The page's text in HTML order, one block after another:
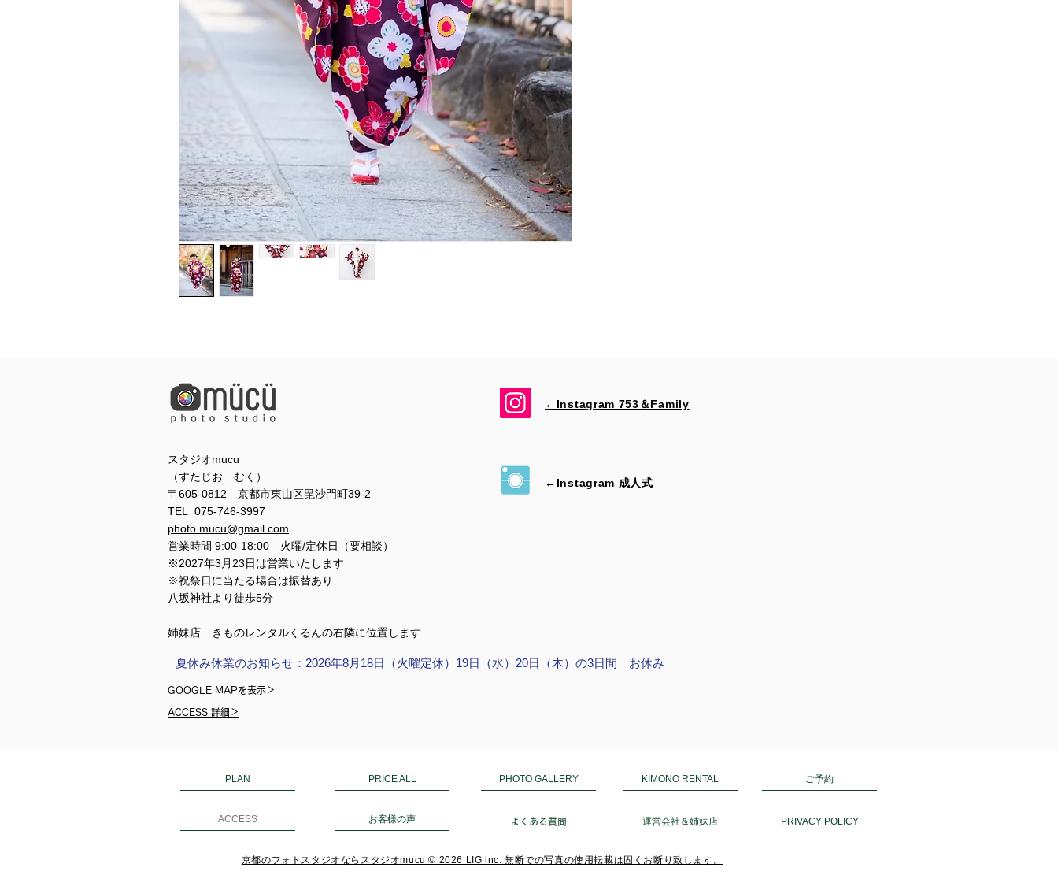
←Instagram 753＆​Family
スタジオmucu
（すたじお むく）
〒605-0812 京都市東山区毘沙門町39-2
TEL 075-746-3997
photo.mucu@gmail.com
営業時間 9:00-18:00 火曜/定休日（要相談）
※2027年3月23日は営業いたします
※祝祭日に当たる場合は振替あり
​​八坂神社より徒歩5分
姉妹店 きものレンタルくるんの右隣に位置します
←Instagram 成人式
夏休み休業のお知らせ：2026年8月18日（火曜定休）19日（水）20日（木）の3日間 お休み
GOOGLE MAPを表示＞
ACCESS 詳細＞
PLAN
ACCESS
PRICE ALL
お客様の声
PHOTO GALLERY
よくある質問
KIMONO RENTAL ご予約
運営会社＆姉妹店 PRIVACY POLICY
京都のフォトスタジオならスタジオmucu © 2026 LIG inc. 無断での写真の使用転載は固くお断り致します。